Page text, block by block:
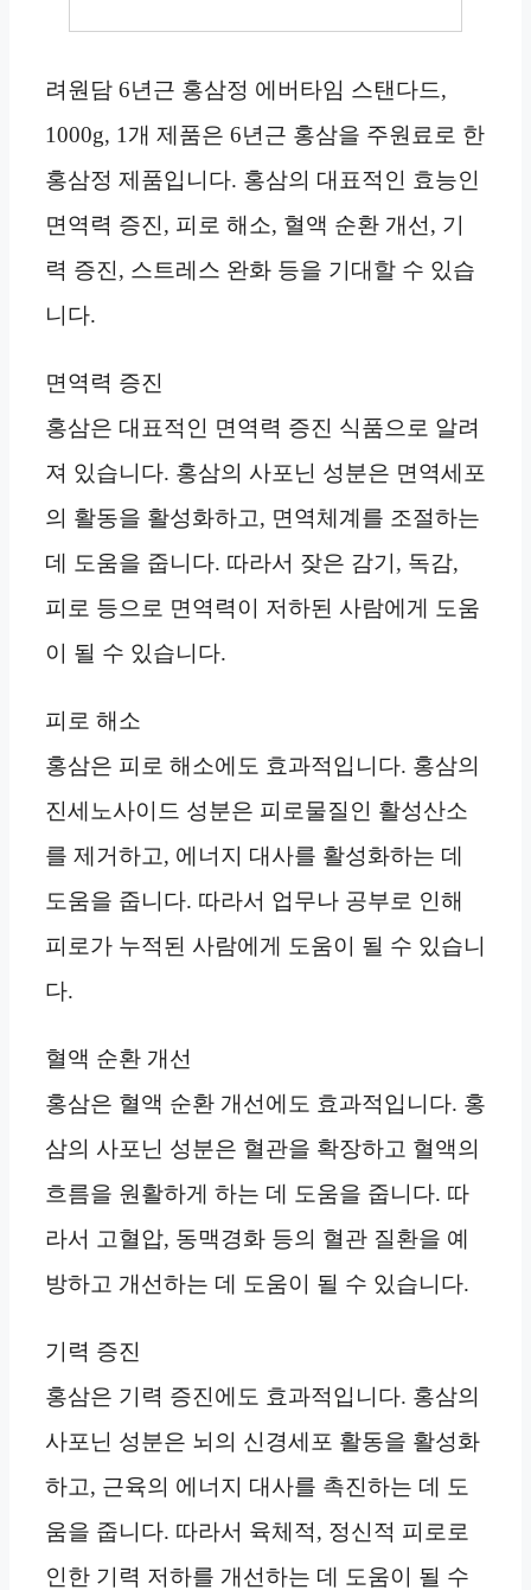
려원담 6년근 홍삼정 에버타임 스탠다드,
1000g, 1개 제품은 6년근 홍삼을 주원료로 한
홍삼정 제품입니다. 홍삼의 대표적인 효능인
면역력 증진, 피로 해소, 혈액 순환 개선, 기
력 증진, 스트레스 완화 등을 기대할 수 있습
니다.
면역력 증진
홍삼은 대표적인 면역력 증진 식품으로 알려
져 있습니다. 홍삼의 사포닌 성분은 면역세포
의 활동을 활성화하고, 면역체계를 조절하는
데 도움을 줍니다. 따라서 잦은 감기, 독감,
피로 등으로 면역력이 저하된 사람에게 도움
이 될 수 있습니다.
피로 해소
홍삼은 피로 해소에도 효과적입니다. 홍삼의
진세노사이드 성분은 피로물질인 활성산소
를 제거하고, 에너지 대사를 활성화하는 데
도움을 줍니다. 따라서 업무나 공부로 인해
피로가 누적된 사람에게 도움이 될 수 있습니
다.
혈액 순환 개선
홍삼은 혈액 순환 개선에도 효과적입니다. 홍
삼의 사포닌 성분은 혈관을 확장하고 혈액의
흐름을 원활하게 하는 데 도움을 줍니다. 따
라서 고혈압, 동맥경화 등의 혈관 질환을 예
방하고 개선하는 데 도움이 될 수 있습니다.
기력 증진
홍삼은 기력 증진에도 효과적입니다. 홍삼의
사포닌 성분은 뇌의 신경세포 활동을 활성화
하고, 근육의 에너지 대사를 촉진하는 데 도
움을 줍니다. 따라서 육체적, 정신적 피로로
인한 기력 저하를 개선하는 데 도움이 될 수